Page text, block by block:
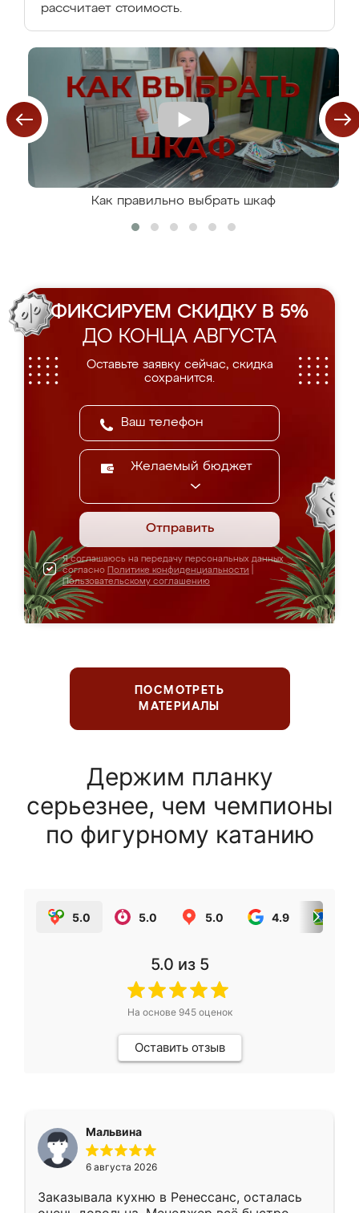
рассчитает стоимость.
Как правильно выбрать шкаф
ФИКСИРУЕМ СКИДКУ В 5%
ДО КОНЦА АВГУСТА
Оставьте заявку сейчас, скидка
сохранится.
Желаемый бюджет
Отправить
Я соглашаюсь на передачу персональных данных
согласно Политике конфиденциальности
Пользовательскому соглашению
ПОСМОТРЕТЬ
МАТЕРИАЛЫ
Держим планку
серьезнее, чем чемпионы
по фигурному катанию
5.0 5.0 5.0 4.9
5.0 из 5
На основе 945оценок
Оставить отзыв
Мальвина
6 августа 2026
Заказывала кухню в Ренессанс, осталась